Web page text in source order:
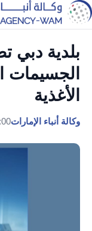
بلدية دبي
الجسيمات
الأغذية
وكالة أنباء الإمارات